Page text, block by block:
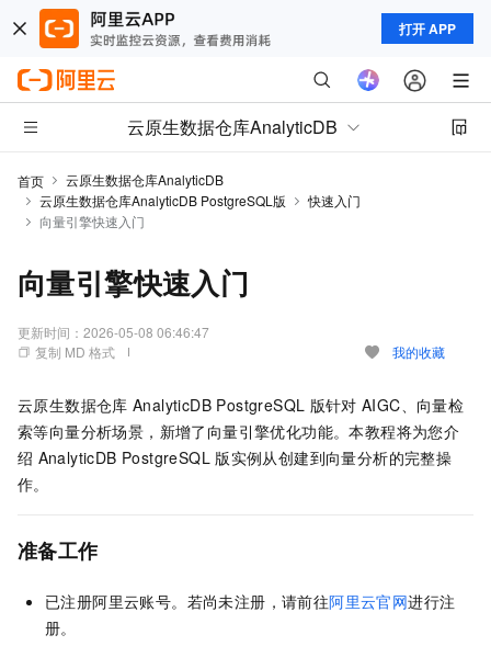
打开 APP
云原生数据仓库AnalyticDB
首页
云原生数据仓库AnalyticDB
云原生数据仓库AnalyticDB PostgreSQL版
快速入门
向量引擎快速入门
向量引擎快速入门
更新时间： 2026-05-08 06:46:47
复制 MD 格式
我的收藏
云原生数据仓库 AnalyticDB PostgreSQL 版针对 AIGC、向量检
索等向量分析场景，新增了向量引擎优化功能。本教程将为您介
绍 AnalyticDB PostgreSQL 版实例从创建到向量分析的完整操
作。
准备工作
已注册阿里云账号。若尚未注册，请前往阿里云官网进行注
册。